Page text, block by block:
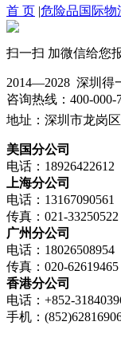
首 页 |危险品国际物
扫一扫 加微信给您
2014—2028 深圳得
咨询热线：400-
地址：深圳市龙岗
美国分公司
电话：18926422612
上海分公司
电话：13167090561
传真：021-33250522
广州分公司
电话：18026508954
传真：020-62619465
香港分公司
电话：+852-
手机：